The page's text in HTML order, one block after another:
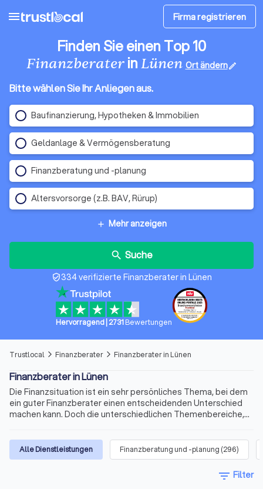
menu Firma registrieren
Finden Sie einen Top 10
FinanzberaterinLünen Ort ändernedit
Bitte wählen Sie Ihr Anliegen aus.
Baufinanzierung, Hypotheken & Immobilien
Geldanlage & Vermögensberatung
Finanzberatung und -planung
Altersvorsorge (z.B. BAV, Rürup)
add Mehr anzeigen
search Suche
verified_user334 verifizierte Finanzberater in Lünen
Hervorragend| 2731 Bewertungen
Trustlocal arrow_forward_ios Finanzberater arrow_forward_ios Finanzberater in Lünen
Finanzberater in Lünen
Die Finanzsituation ist ein sehr persönliches Thema, bei dem
ein guter Finanzberater einen entscheidenden Unterschied
machen kann. Doch die unterschiedlichen Themenbereiche,
nach dem richtigen Berater schnell kompliziert. Wir bieten
Ihnen für Ihre Finanzen Experten für Versicherungen,
Immobilienfinanzierungen, Geldanlagen, Altersvorsorge und
vieles mehr. Finden Sie jetzt mit Trustlocal den besten
Alle Dienstleistungen Finanzberatung und -planung (296)
filter_list Filter